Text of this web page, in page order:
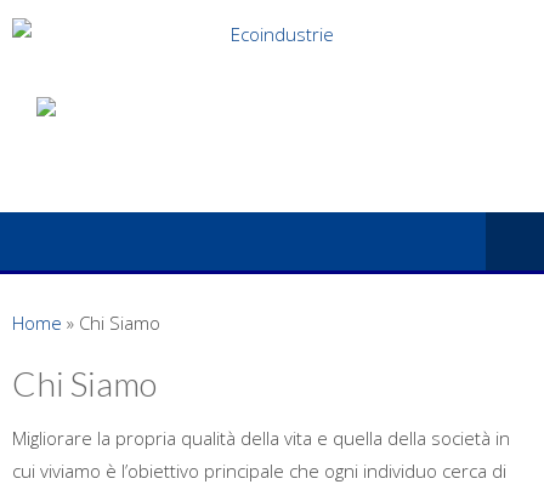
Home » Chi Siamo
Chi Siamo
Migliorare la propria qualità della vita e quella della società in
cui viviamo è l’obiettivo principale che ogni individuo cerca di